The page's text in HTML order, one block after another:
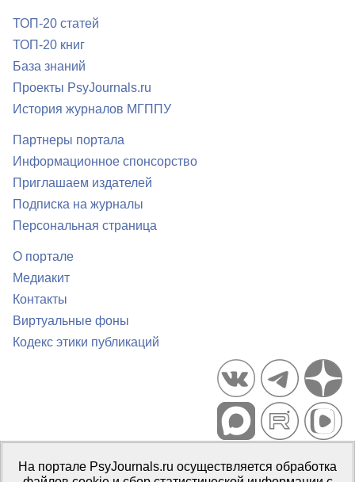
ТОП-20 статей
ТОП-20 книг
База знаний
Проекты PsyJournals.ru
История журналов МГППУ
Партнеры портала
Информационное спонсорство
Приглашаем издателей
Подписка на журналы
Персональная страница
О портале
Медиакит
Контакты
Виртуальные фоны
Кодекс этики публикаций
Портал психологических изданий PsyJournals.ru, 2007–2026
Правила использования материалов
На портале PsyJournals.ru осуществляется обработка